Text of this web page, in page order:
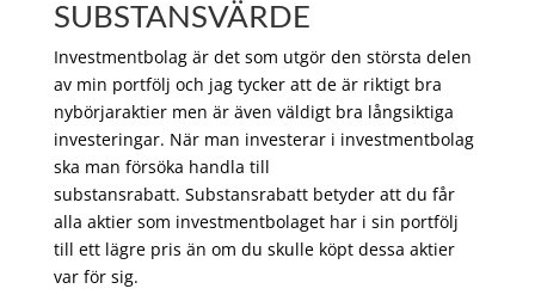
SUBSTANSVÄRDE
Investmentbolag är det som utgör den största delen
av min portfölj och jag tycker att de är riktigt bra
nybörjaraktier men är även väldigt bra långsiktiga
investeringar. När man investerar i investmentbolag
ska man försöka handla till
substansrabatt. Substansrabatt betyder att du får
alla aktier som investmentbolaget har i sin portfölj
till ett lägre pris än om du skulle köpt dessa aktier
var för sig.